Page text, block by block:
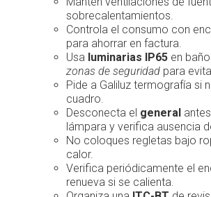
sobrecalentamientos.
Controla el consumo con
para ahorrar en factura.
Usa luminarias IP65 en
zonas de seguridad para
Pide a Galiluz termografía si
cuadro.
Desconecta el general
lámpara y verifica ausencia
No coloques regletas bajo
calor.
Verifica periódicamente el
renueva si se calienta.